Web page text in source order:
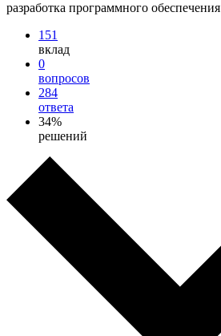
разработка программного обеспечения
151
вклад
0
вопросов
284
ответа
34%
решений